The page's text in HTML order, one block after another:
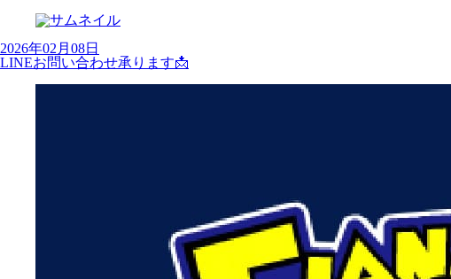
2026年02月08日
LINEお問い合わせ承ります📩